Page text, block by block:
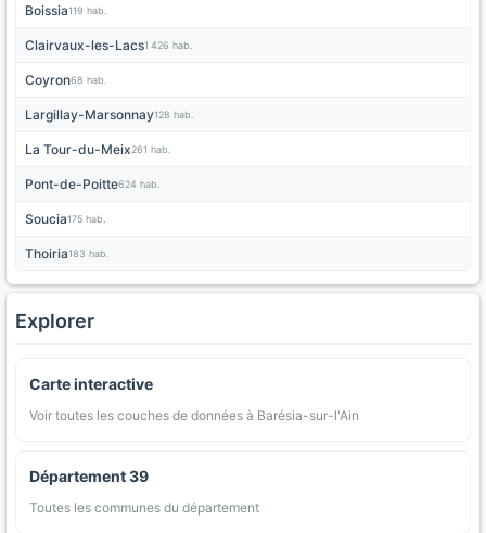
Boissia119 hab.
Clairvaux-les-Lacs1 426 hab.
Coyron68 hab.
Largillay-Marsonnay128 hab.
La Tour-du-Meix261 hab.
Pont-de-Poitte624 hab.
Soucia175 hab.
Thoiria183 hab.
Explorer
Carte interactive
Voir toutes les couches de données à Barésia-sur-l'Ain
Département 39
Toutes les communes du département